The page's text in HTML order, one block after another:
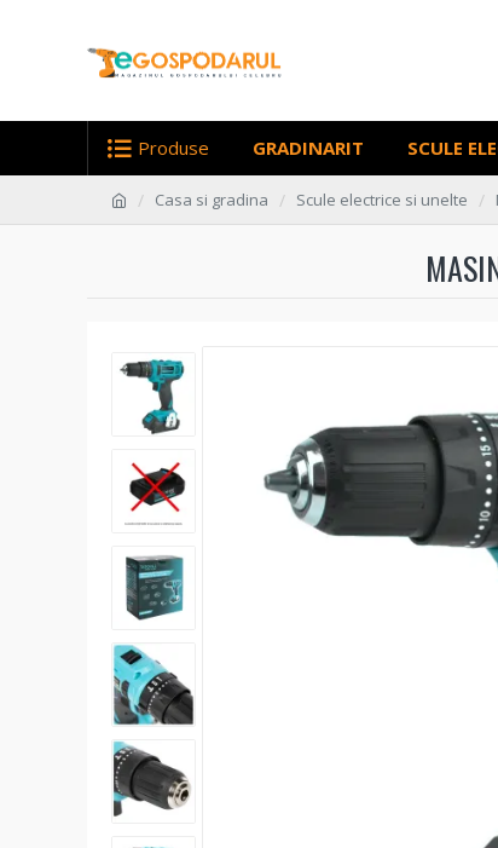
Produse GRADINARIT SCULE
Casa si gradina Scule electrice si unelte